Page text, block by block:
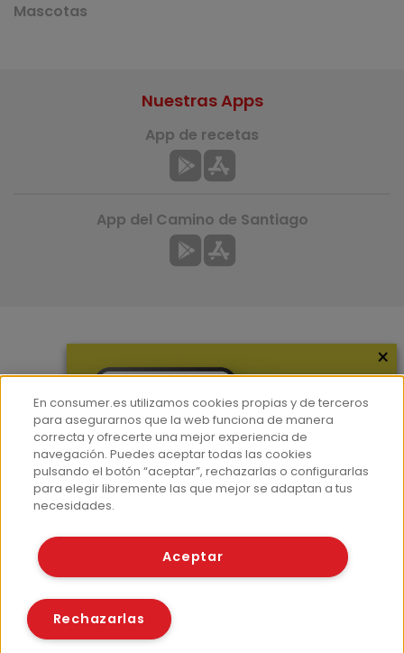
Mascotas
Hemeroteca
Contacto
Prensa
Corpus Lingüístico Consumer
Nuestras Apps
App de recetas
App del Camino de Santiago
© Fundación EROSKI
Políticas de cookies
×
En consumer.es utilizamos cookies propias y de terceros
para asegurarnos que la web funciona de manera
correcta y ofrecerte una mejor experiencia de
navegación. Puedes aceptar todas las cookies
pulsando el botón “aceptar”, rechazarlas o configurarlas
para elegir libremente las que mejor se adaptan a tus
necesidades.
Aceptar
Rechazarlas